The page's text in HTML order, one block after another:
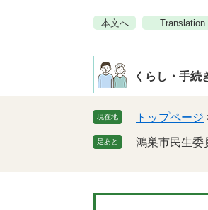
本文へ Translation
くらし・手続
現在地 トップページ
足あと 鴻巣市民生委